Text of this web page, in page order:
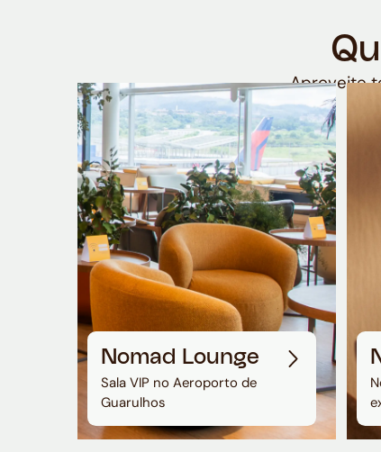
Aproveite
Nomad Lounge
Sala VIP no Aeroporto de
Guarulhos